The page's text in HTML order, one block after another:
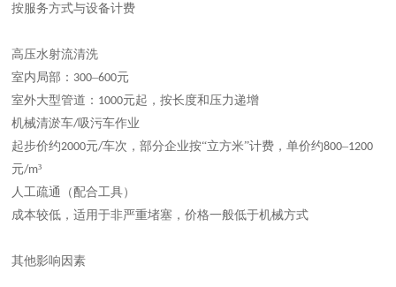
按服务方式与设备计费
高压水射流清洗
室内局部： 300–600元‌
室外大型管道： 1000元起‌，按长度和压力递增
机械清淤车/吸污车作业‌
起步价约2000元/车次‌，部分企业按“立方米”计费，单价约800–1200
元/m³
人工疏通（配合工具）
成本较低，适用于非严重堵塞，价格一般低于机械方式
其他影响因素